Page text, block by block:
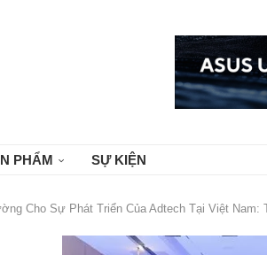
PHẨM SỰ KIỆN
Cho Sự Phát Triển Của Adtech Tại Việt Nam: